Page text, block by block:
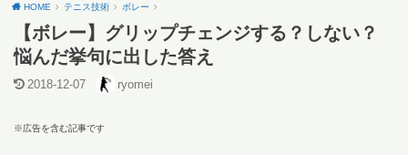
HOME テニス技術 ボレー
【ボレー】グリップチェンジする？しない？
悩んだ挙句に出した答え
2018-12-07 ryomei
※広告を含む記事です